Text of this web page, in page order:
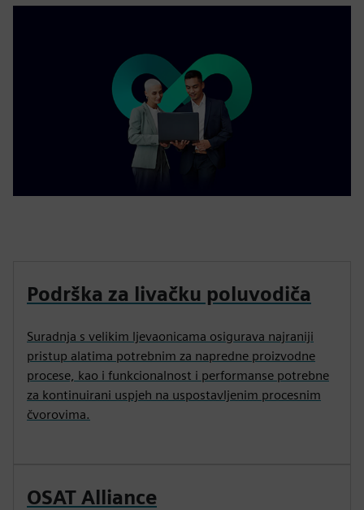
Podrška za livačku poluvodiča
Suradnja s velikim ljevaonicama osigurava najraniji
pristup alatima potrebnim za napredne proizvodne
procese, kao i funkcionalnost i performanse potrebne
za kontinuirani uspjeh na uspostavljenim procesnim
čvorovima.
OSAT Alliance